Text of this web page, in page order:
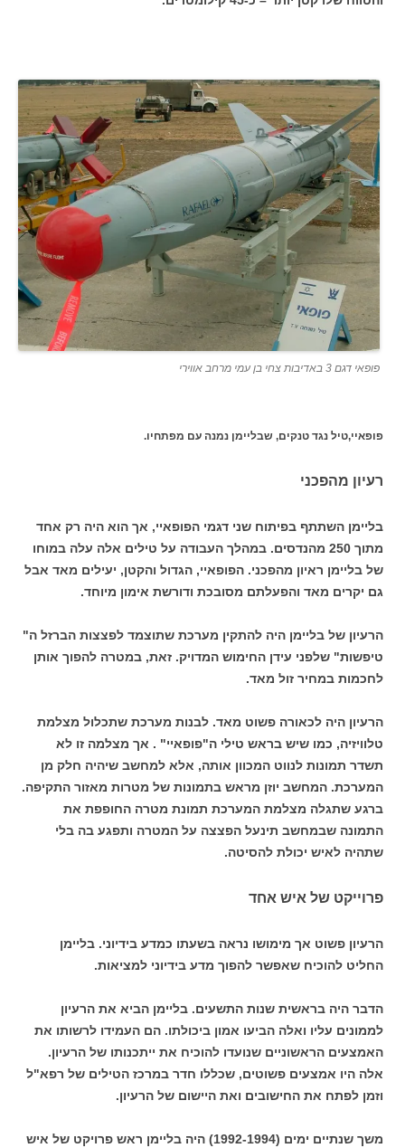
פופאי דגם 3 באדיבות צחי בן עמי מרחב אווירי
פופאיי,טיל נגד טנקים, שבליימן נמנה עם מפתחיו.
רעיון מהפכני
בליימן השתתף בפיתוח שני דגמי הפופאיי, אך הוא היה רק אחד
מתוך 250 מהנדסים. במהלך העבודה על טילים אלה עלה במוחו
של בליימן ראיון מהפכני. הפופאיי, הגדול והקטן, יעילים מאד אבל
גם יקרים מאד והפעלתם מסובכת ודורשת אימון מיוחד.
הרעיון של בליימן היה להתקין מערכת שתוצמד לפצצות הברזל ה"
טיפשות" שלפני עידן החימוש המדויק. זאת, במטרה להפוך אותן
לחכמות במחיר זול מאד.
הרעיון היה לכאורה פשוט מאד. לבנות מערכת שתכלול מצלמת
טלוויזיה, כמו שיש בראש טילי ה"פופאיי" . אך מצלמה זו לא
תשדר תמונות לנווט המכוון אותה, אלא למחשב שיהיה חלק מן
המערכת. המחשב יוזן מראש בתמונות של מטרות מאזור התקיפה.
ברגע שתגלה מצלמת המערכת תמונת מטרה החופפת את
התמונה שבמחשב תינעל הפצצה על המטרה ותפגע בה בלי
שתהיה לאיש יכולת להסיטה.
פרוייקט של איש אחד
הרעיון פשוט אך מימושו נראה בשעתו כמדע בידיוני. בליימן
החליט להוכיח שאפשר להפוך מדע בידיוני למציאות.
הדבר היה בראשית שנות התשעים. בליימן הביא את הרעיון
לממונים עליו ואלה הביעו אמון ביכולתו. הם העמידו לרשותו את
האמצעים הראשוניים שנועדו להוכיח את ייתכנותו של הרעיון.
אלה היו אמצעים פשוטים, שכללו חדר במרכז הטילים של רפא"ל
וזמן לפתח את החישובים ואת היישום של הרעיון.
משך שנתיים ימים (1992-1994) היה בליימן ראש פרויקט של איש